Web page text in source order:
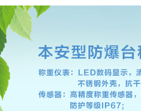
公司介绍
行业知识
企业文化